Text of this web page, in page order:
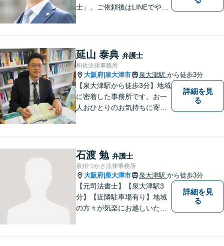
士」。ご依頼後はLINEでやり
制。グループ会社に税理士法
人・社労士事務所・不動産会
社があり問題を丸ごと解決！
延山 泰典 弁護士
和佐法律事務所
大阪府 泉大津市 泉大津駅 から徒歩3分
【泉大津駅から徒歩3分】地域
に密着した事務所です。お一
人おひとりのお気持ちに寄り
詳細を見
る
石渡 勉 弁護士
泉州つかさ法律事務所
大阪府 泉大津市 泉大津駅 から徒歩3分
【元司法書士】【泉大津駅3
分】【近隣駐車場有り】地域
の方々が気楽にお越しいただ
詳細を見
る